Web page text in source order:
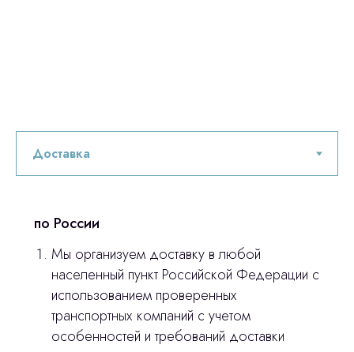
по России
Мы организуем доставку в любой
населенный пункт Российской Федерации с
использованием проверенных
транспортных компаний с учетом
особенностей и требований доставки
Остались вопросы